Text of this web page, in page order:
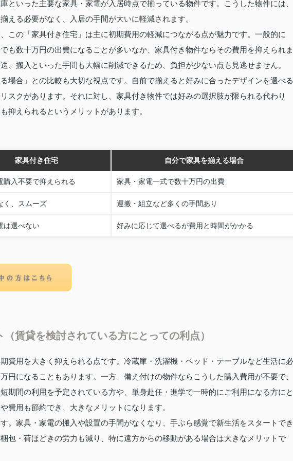
といった主要な家具・家電が入居時点で揃っている物件です。こうした物件には、
える必要がなく、入居の手間が大いに軽減されます。
この「家具付き住宅」は主に初期費用の軽減につながる点が魅力です。一般的に
も数十万円の出費になることが多いなか、家具付き物件ならその費用を抑えられま
、搬入といった手間も大幅に削減できるため、負担が少ない点も見逃せません。
場合」との比較も大切な視点です。自前で揃えると好みに合ったデザインを選べる
スクがあります。それに対し、家具付き物件では好みの選択肢が限られる代わり
抑えられるというメリットがあります。
家具付き住宅 自分で家具を揃える場合
購入不要で抑えられる 家具・家電一式で数十万円の出費
く、スムーズ 運搬・組立など多くの手間あり
は選べない 好みに応じて選べるが費用と時間がかかる
賃貸を検討されている方にとっての利点）
費用を大きく抑えられる点です。冷蔵庫・洗濯機・ベッド・テーブルなど生活に必
円になることもあります。一方、備え付けの物件ならこうした購入費用が不要で、
期間の利用を予定されている方や、単身赴任・進学で一時的にご利用になる方にと
費用も節約でき、大きなメリットになります。
。家具・家電の搬入や設置の手間がなくなり、手ぶら感覚で新生活をスタートでき
包・荷ほどきの労力も減り、特に遠方からの移動がある場合は大きなメリットで